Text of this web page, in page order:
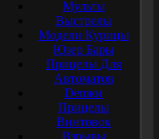
Мульты
Выстрелы
Модели Курицы
Юзер Бары
Прицелы Для
Автоматов
Demки
Прицелы
Винтовок
Взрывы